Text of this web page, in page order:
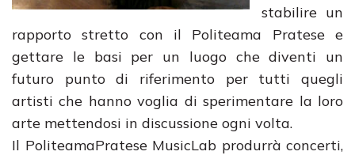
stabilire un
rapporto stretto con il Politeama Pratese e
gettare le basi per un luogo che diventi un
futuro punto di riferimento per tutti quegli
artisti che hanno voglia di sperimentare la loro
arte mettendosi in discussione ogni volta.
Il PoliteamaPratese MusicLab produrrà concerti,